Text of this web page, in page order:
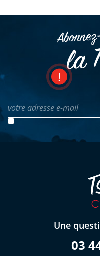
la
votre adresse e-mail
Une
03